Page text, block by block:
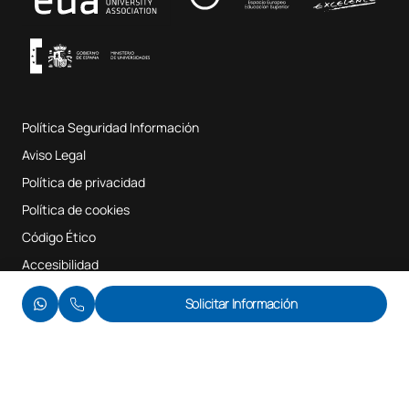
Quitar filtros
Aulas de Música
Condiciones y términos del servicio
Sistema interno de garantía de calidad
Mapa del sitio web
© UAX 2026
Política Seguridad Información
Aviso Legal
Política de privacidad
Política de cookies
Código Ético
Accesibilidad
Solicitar Información